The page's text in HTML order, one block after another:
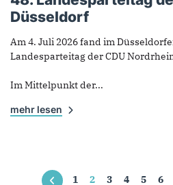
Düsseldorf
Am 4. Juli 2026 fand im
Landesparteitag der CDU
Im Mittelpunkt der...
mehr lesen
Seiten
1 2 3 4 5 6